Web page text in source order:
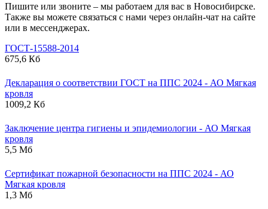
Пишите или звоните – мы работаем для вас в Новосибирске.
Также вы можете связаться с нами через онлайн-чат на сайте
или в мессенджерах.
ГОСТ-15588-2014
675,6 Кб
Декларация о соответствии ГОСТ на ППС 2024 - АО Мягкая
кровля
1009,2 Кб
Заключение центра гигиены и эпидемиологии - АО Мягкая
кровля
5,5 Мб
Сертификат пожарной безопасности на ППС 2024 - АО
Мягкая кровля
1,3 Мб